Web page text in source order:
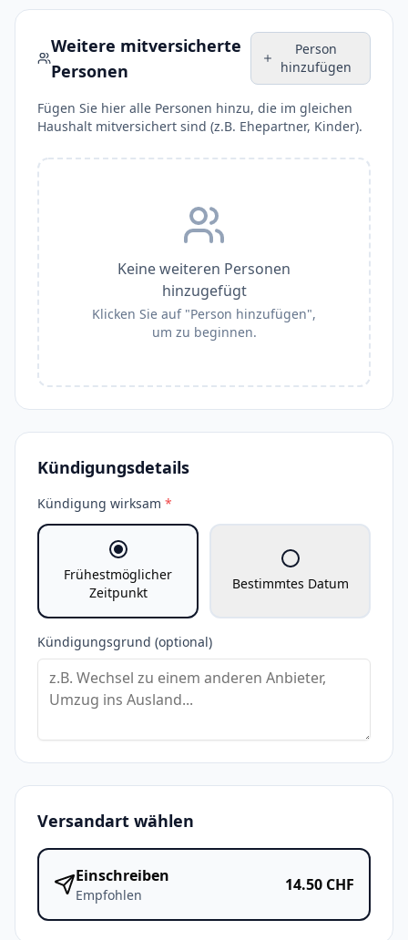
Weitere mitversicherte
Personen
Person
hinzufügen
Fügen Sie hier alle Personen hinzu, die im gleichen
Haushalt mitversichert sind (z.B. Ehepartner, Kinder).
Keine weiteren Personen
hinzugefügt
Klicken Sie auf "Person hinzufügen",
um zu beginnen.
Kündigungsdetails
Kündigung wirksam *
Frühestmöglicher
Zeitpunkt
Bestimmtes Datum
Kündigungsgrund (optional)
Versandart wählen
Einschreiben
Empfohlen
14.50 CHF